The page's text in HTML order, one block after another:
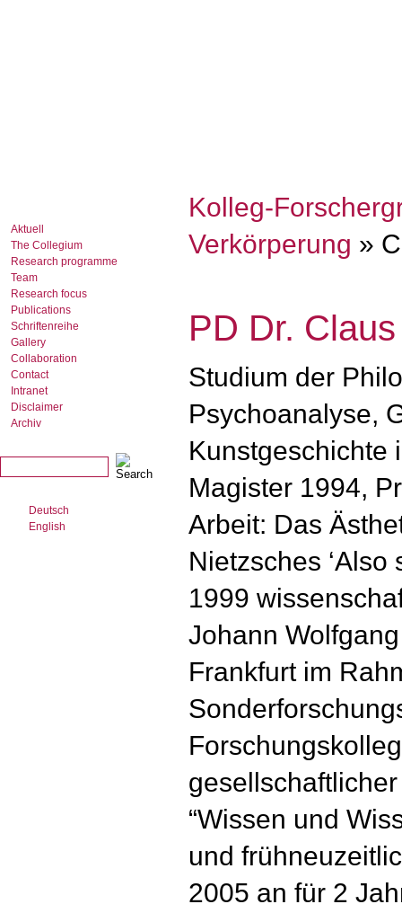
Aktuell
The Collegium
Research programme
Team
Research focus
Publications
Schriftenreihe
Gallery
Collaboration
Contact
Intranet
Disclaimer
Archiv
Deutsch
English
Kolleg-
Verkörperung »
PD Dr.
Studium der
Psychoanalyse,
Kunstgeschichte
Magister 1994,
Arbeit: Das
Nietzsches ‘Also
1999
Johann
Frankfurt im
“Wissen und
und
2005 an für 2